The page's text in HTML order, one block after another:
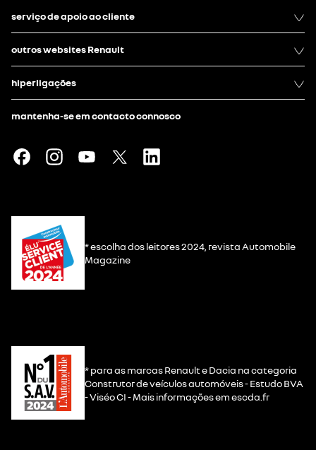
serviço de apoio ao cliente
outros websites Renault
hiperligações
mantenha-se em contacto connosco
* escolha dos leitores 2024, revista Automobile
Magazine
* para as marcas Renault e Dacia na categoria
Construtor de veículos automóveis - Estudo BVA
- Viséo CI - Mais informações em escda.fr